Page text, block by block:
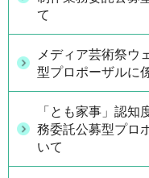
て
メディア芸術祭ウ
型プロポーザルに
「とも家事」認知
務委託公募型プロ
いて